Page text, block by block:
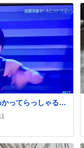
ってらっしゃる🤣